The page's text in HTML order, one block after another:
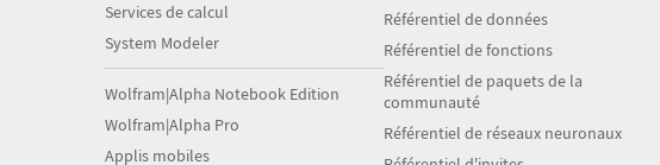
Services de calcul
System Modeler
Wolfram|Alpha Notebook Edition
Wolfram|Alpha Pro
Applis mobiles
Référentiel de données
Référentiel de fonctions
Référentiel de paquets de la
communauté
Référentiel de réseaux neuronaux